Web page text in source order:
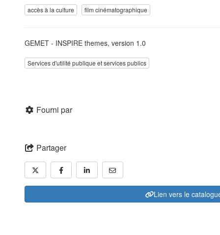
accès à la culture film cinématographique
GEMET - INSPIRE themes, version 1.0
Services d'utilité publique et services publics
Fourni par
Partager
Lien vers le